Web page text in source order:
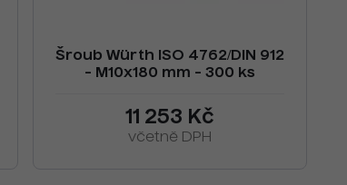
Šroub Würth ISO 4762/DIN 912
- M10x180 mm - 300 ks
11 253 Kč
včetně DPH